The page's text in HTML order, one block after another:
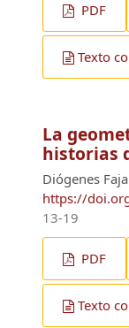
PDF
Texto
La
historias
Diógenes
https://
13-19
PDF
Texto